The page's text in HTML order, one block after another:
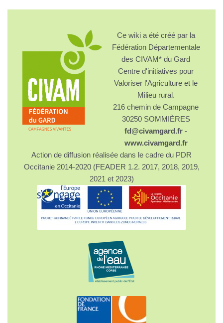
Ce wiki a été créé par la
Fédération Départementale
des CIVAM* du Gard
Centre d'initiatives pour
Valoriser l'Agriculture et le
Milieu rural.
216 chemin de Campagne
30250 SOMMIÈRES
fd@civamgard.fr -
www.civamgard.fr
Action de diffusion réalisée dans le cadre du PDR
Occitanie 2014-2020 (FEADER 1.2. 2017, 2018, 2019,
2021 et 2023)